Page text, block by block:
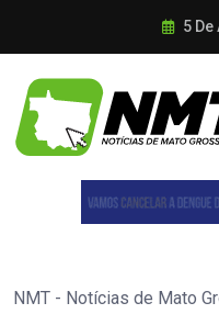
5
NMT - Notícias de Mato